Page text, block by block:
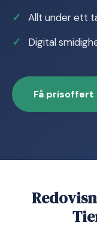
Allt under ett
Digital
Få prisoffert